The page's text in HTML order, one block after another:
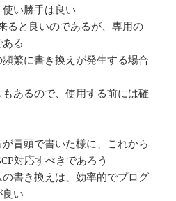
い勝手は良い
ると良いのであるが、専用の
る
繁に書き換えが発生する場合
あるので、使用する前には確
冒頭で書いた様に、これから
対応すべきであろう
書き換えは、効率的でプログ
い